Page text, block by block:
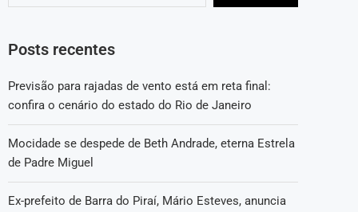
Posts recentes
Previsão para rajadas de vento está em reta final:
confira o cenário do estado do Rio de Janeiro
Mocidade se despede de Beth Andrade, eterna Estrela
de Padre Miguel
Ex-prefeito de Barra do Piraí, Mário Esteves, anuncia